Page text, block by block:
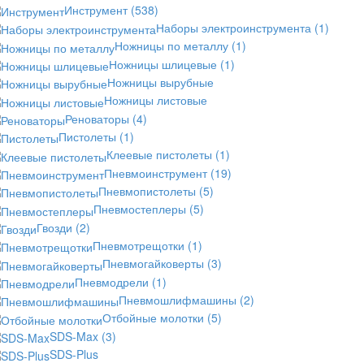
Инструмент (538)
Наборы электроинструмента (1)
Ножницы по металлу (1)
Ножницы шлицевые (1)
Ножницы вырубные
Ножницы листовые
Реноваторы (4)
Пистолеты (1)
Клеевые пистолеты (1)
Пневмоинструмент (19)
Пневмопистолеты (5)
Пневмостеплеры (5)
Гвозди (2)
Пневмотрещотки (1)
Пневмогайковерты (3)
Пневмодрели (1)
Пневмошлифмашины (2)
Отбойные молотки (5)
SDS-Max (3)
SDS-Plus